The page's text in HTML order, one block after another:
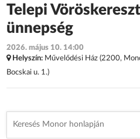
Telepi
ünnepség
2026. május 10. 14:00
Helyszín: Művelődési Ház (2200,
Bocskai u. 1.)